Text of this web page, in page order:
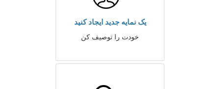
یک نمایه جدید ایجاد کنید
خودت را توصیف کن